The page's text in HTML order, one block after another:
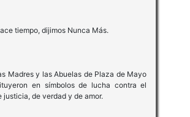
tiempo, dijimos Nunca Más.
Madres y las Abuelas de Plaza de Mayo
en símbolos de lucha contra el
justicia, de verdad y de amor.